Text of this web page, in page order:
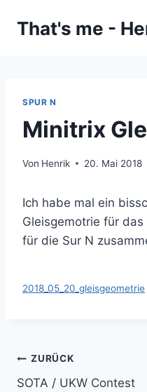
InhaltThat's me -
SPUR N
Minitrix
Von Henrik 20. Mai 2018
Ich habe mal ein
Gleisgemotrie für
für die Sur N
2018_05_20_gleisgeometrie
ZURÜCK
SOTA / UKW Contest